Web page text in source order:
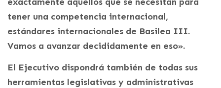
tener una competencia internacional,
estándares internacionales de Basilea III.
Vamos a avanzar decididamente en eso».
El Ejecutivo dispondrá también de todas sus
herramientas legislativas y administrativas